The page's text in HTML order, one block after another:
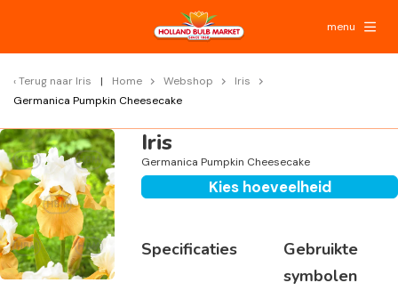
menu
Terug naar Iris Home Webshop
Iris
Germanica Pumpkin Cheesecake
Iris
Germanica Pumpkin Cheesecake
Kies hoeveelheid
Specificaties
Gebruikte
symbolen